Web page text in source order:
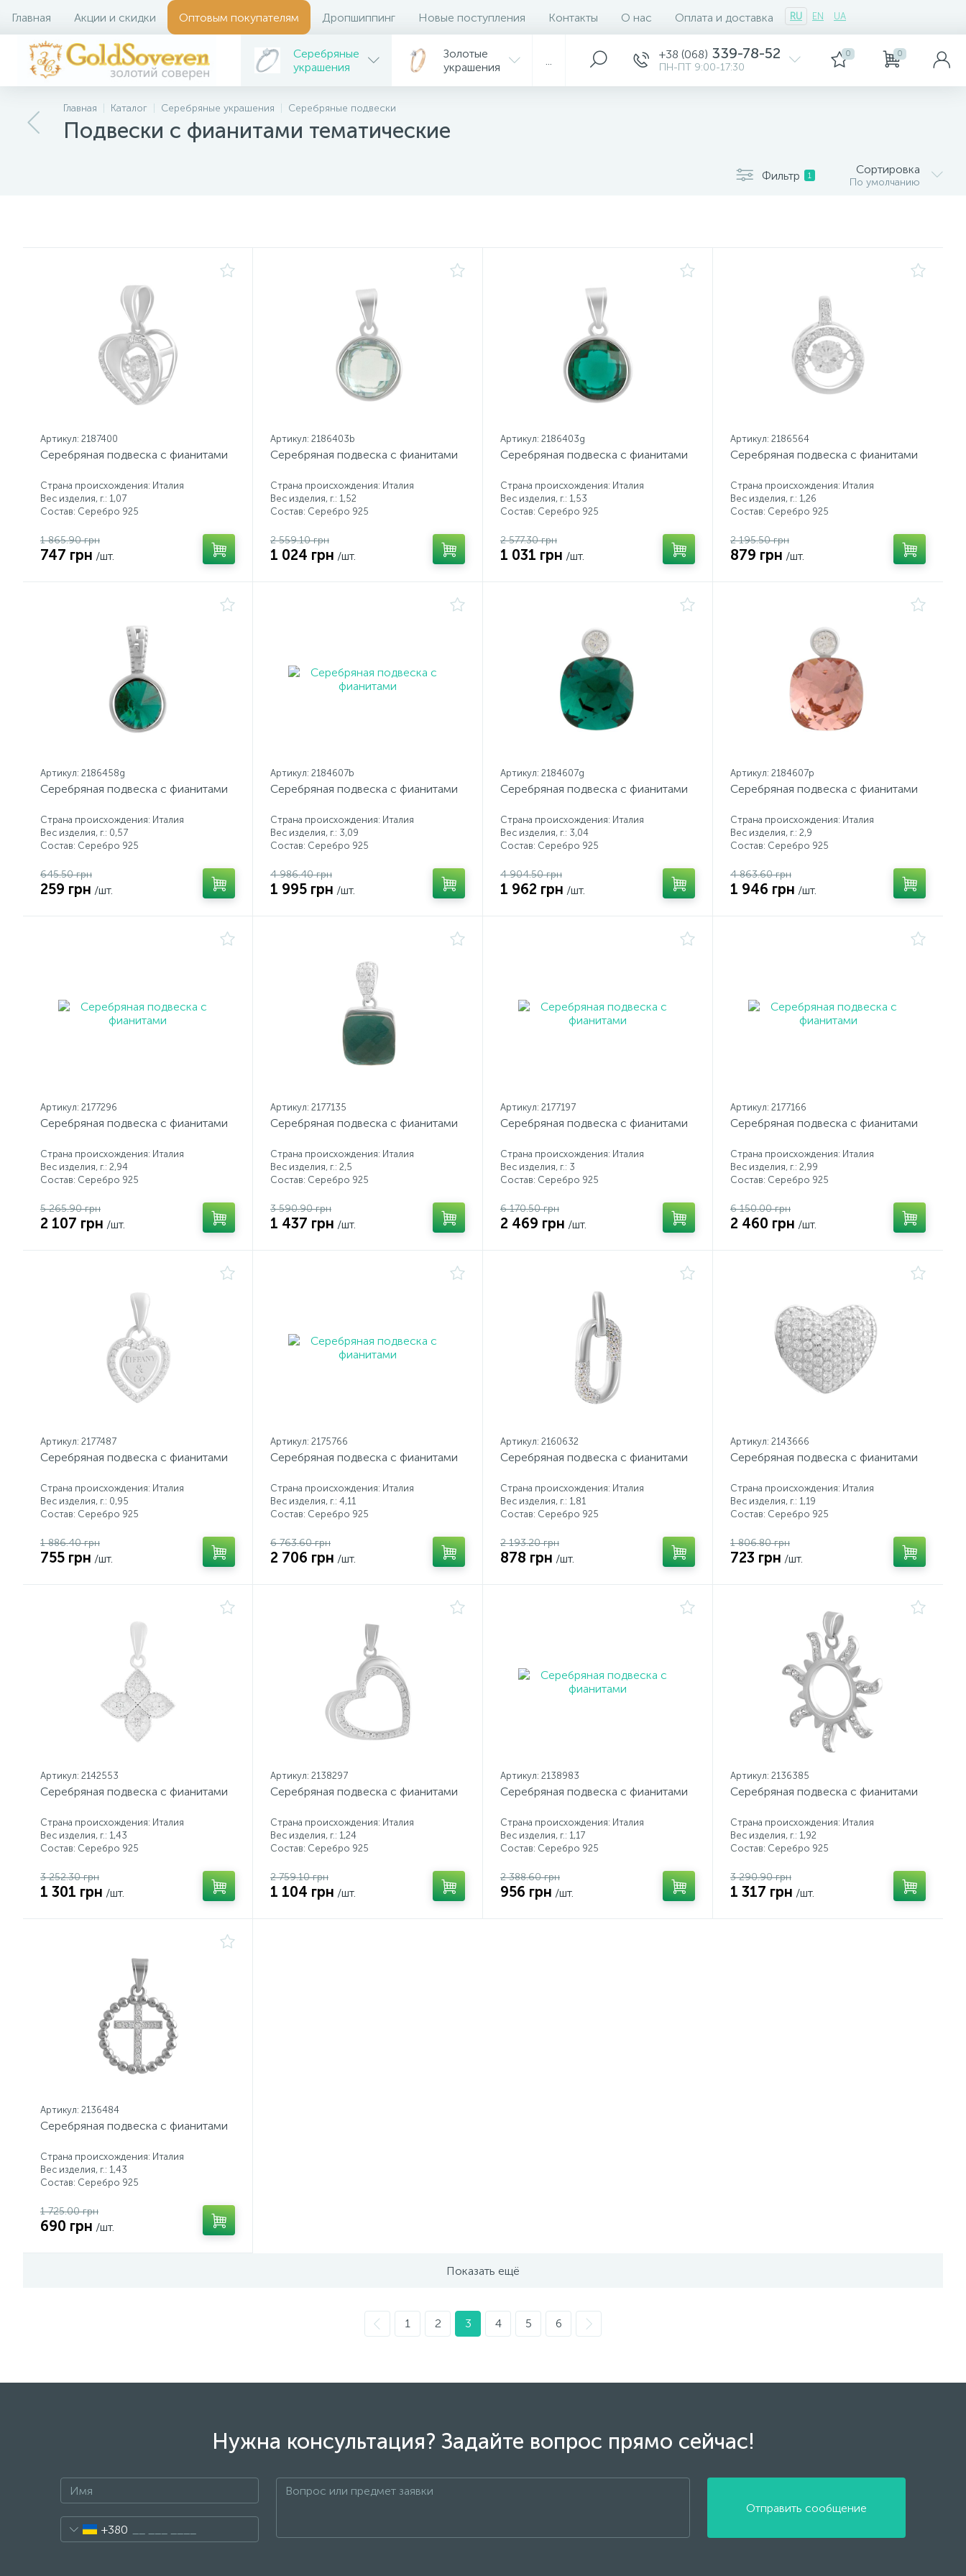
Главная Акции и скидки Оптовым покупателям Дропшиппинг Новые поступления Контакты О нас Оплата и доставка RU EN UA
Серебряные
украшения
Золотые
украшения
+38 (068) 339-78-52
ПН-ПТ 9:00-17:30
0 0
Главная Каталог Серебряные украшения Серебряные подвески
Подвески с фианитами тематические
Фильтр 1 Сортировка
По умолчанию
Артикул: 2187400
Серебряная подвеска с фианитами
Страна происхождения: Италия
Вес изделия, г.: 1,07
Состав: Серебро 925
1 865.90 грн
747 грн /шт.
Артикул: 2186403b
Серебряная подвеска с фианитами
Страна происхождения: Италия
Вес изделия, г.: 1,52
Состав: Серебро 925
2 559.10 грн
1 024 грн /шт.
Артикул: 2186403g
Серебряная подвеска с фианитами
Страна происхождения: Италия
Вес изделия, г.: 1,53
Состав: Серебро 925
2 577.30 грн
1 031 грн /шт.
Артикул: 2186564
Серебряная подвеска с фианитами
Страна происхождения: Италия
Вес изделия, г.: 1,26
Состав: Серебро 925
2 195.50 грн
879 грн /шт.
Артикул: 2186458g
Серебряная подвеска с фианитами
Страна происхождения: Италия
Вес изделия, г.: 0,57
Состав: Серебро 925
645.50 грн
259 грн /шт.
Артикул: 2184607b
Серебряная подвеска с фианитами
Страна происхождения: Италия
Вес изделия, г.: 3,09
Состав: Серебро 925
4 986.40 грн
1 995 грн /шт.
Артикул: 2184607g
Серебряная подвеска с фианитами
Страна происхождения: Италия
Вес изделия, г.: 3,04
Состав: Серебро 925
4 904.50 грн
1 962 грн /шт.
Артикул: 2184607p
Серебряная подвеска с фианитами
Страна происхождения: Италия
Вес изделия, г.: 2,9
Состав: Серебро 925
4 863.60 грн
1 946 грн /шт.
Артикул: 2177296
Серебряная подвеска с фианитами
Страна происхождения: Италия
Вес изделия, г.: 2,94
Состав: Серебро 925
5 265.90 грн
2 107 грн /шт.
Артикул: 2177135
Серебряная подвеска с фианитами
Страна происхождения: Италия
Вес изделия, г.: 2,5
Состав: Серебро 925
3 590.90 грн
1 437 грн /шт.
Артикул: 2177197
Серебряная подвеска с фианитами
Страна происхождения: Италия
Вес изделия, г.: 3
Состав: Серебро 925
6 170.50 грн
2 469 грн /шт.
Артикул: 2177166
Серебряная подвеска с фианитами
Страна происхождения: Италия
Вес изделия, г.: 2,99
Состав: Серебро 925
6 150.00 грн
2 460 грн /шт.
Артикул: 2177487
Серебряная подвеска с фианитами
Страна происхождения: Италия
Вес изделия, г.: 0,95
Состав: Серебро 925
1 886.40 грн
755 грн /шт.
Артикул: 2175766
Серебряная подвеска с фианитами
Страна происхождения: Италия
Вес изделия, г.: 4,11
Состав: Серебро 925
6 763.60 грн
2 706 грн /шт.
Артикул: 2160632
Серебряная подвеска с фианитами
Страна происхождения: Италия
Вес изделия, г.: 1,81
Состав: Серебро 925
2 193.20 грн
878 грн /шт.
Артикул: 2143666
Серебряная подвеска с фианитами
Страна происхождения: Италия
Вес изделия, г.: 1,19
Состав: Серебро 925
1 806.80 грн
723 грн /шт.
Артикул: 2142553
Серебряная подвеска с фианитами
Страна происхождения: Италия
Вес изделия, г.: 1,43
Состав: Серебро 925
3 252.30 грн
1 301 грн /шт.
Артикул: 2138297
Серебряная подвеска с фианитами
Страна происхождения: Италия
Вес изделия, г.: 1,24
Состав: Серебро 925
2 759.10 грн
1 104 грн /шт.
Артикул: 2138983
Серебряная подвеска с фианитами
Страна происхождения: Италия
Вес изделия, г.: 1,17
Состав: Серебро 925
2 388.60 грн
956 грн /шт.
Артикул: 2136385
Серебряная подвеска с фианитами
Страна происхождения: Италия
Вес изделия, г.: 1,92
Состав: Серебро 925
3 290.90 грн
1 317 грн /шт.
Артикул: 2136484
Серебряная подвеска с фианитами
Страна происхождения: Италия
Вес изделия, г.: 1,43
Состав: Серебро 925
1 725.00 грн
690 грн /шт.
Показать ещё
1 2 3 4 5 6
Нужна консультация? Задайте вопрос прямо сейчас!
+380
Отправить сообщение